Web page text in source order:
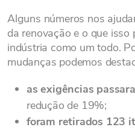
Alguns números nos
da renovação e o que
indústria como um todo.
mudanças podemos
as exigências
redução de 19%;
foram retirados 123